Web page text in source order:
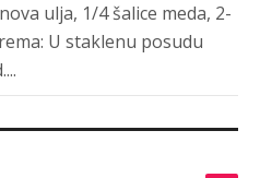
ulja, 1/4 šalice meda, 2-
U staklenu posudu